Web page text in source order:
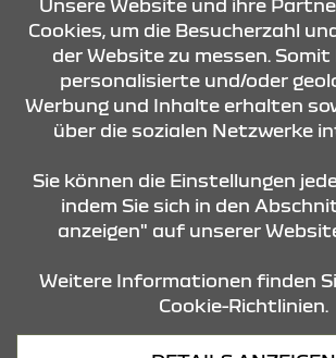
KONTAKT & ANFAHRT
Datenschutz
Unsere Website und ihre
Cookies, um die Besucherzahl
der Website zu messen. Somit
personalisierte und/oder
Werbung und Inhalte erhalten
über die sozialen Netzwerke
Sie können die Einstellungen
indem Sie sich in den
anzeigen" auf unserer
Weitere Informationen finden
Cookie-Richtlinien.